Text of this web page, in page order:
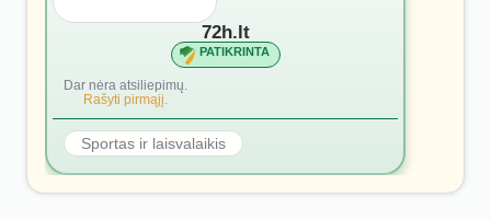
72h.lt
PATIKRINTA
Dar nėra atsiliepimų.
Rašyti pirmąjį.
Sportas ir laisvalaikis